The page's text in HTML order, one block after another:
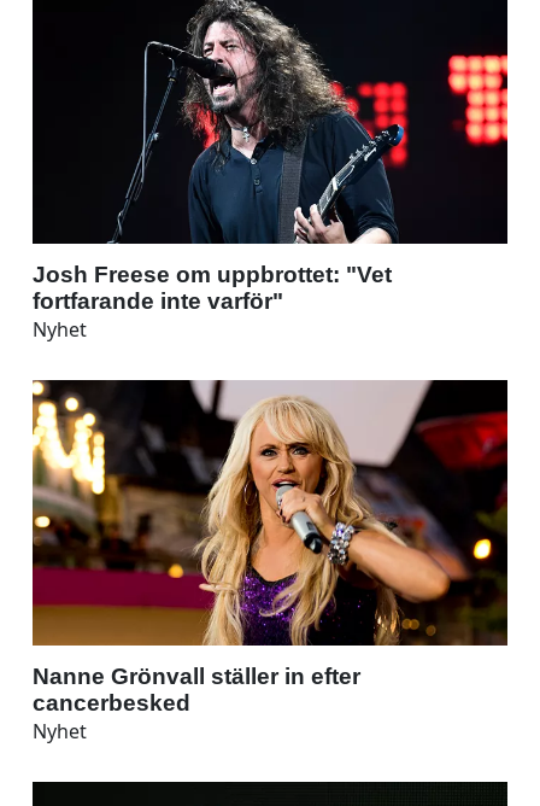
Josh Freese om uppbrottet: "Vet
fortfarande inte varför"
Nyhet
Nanne Grönvall ställer in efter
cancerbesked
Nyhet